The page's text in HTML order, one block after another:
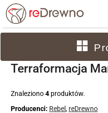
Terraformacja
Znaleziono4 produktów.
Producenci: Rebel, reDrewno